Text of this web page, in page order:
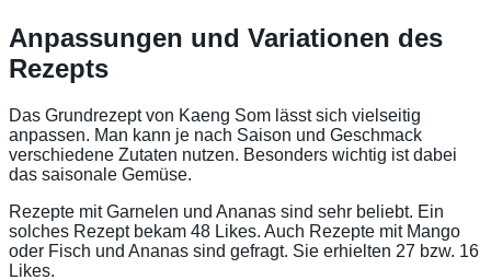
Anpassungen und Variationen des
Rezepts
Das Grundrezept von Kaeng Som lässt sich vielseitig
anpassen. Man kann je nach Saison und Geschmack
verschiedene Zutaten nutzen. Besonders wichtig ist dabei
das saisonale Gemüse.
Rezepte mit Garnelen und Ananas sind sehr beliebt. Ein
solches Rezept bekam 48 Likes. Auch Rezepte mit Mango
oder Fisch und Ananas sind gefragt. Sie erhielten 27 bzw. 16
Likes.